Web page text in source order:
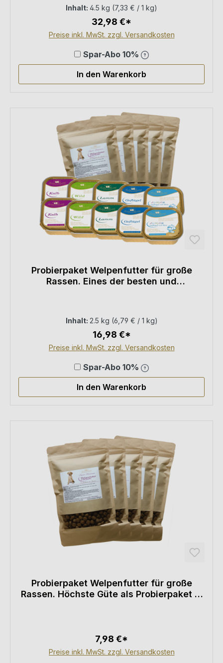
Inhalt: 4.5 kg (7,33 € / 1 kg)
32,98 €*
Preise inkl. MwSt. zzgl. Versandkosten
Spar-Abo 10%
In den Warenkorb
Probierpaket Welpenfutter für große
Rassen. Eines der besten und
Inhalt: 2.5 kg (6,79 € / 1 kg)
16,98 €*
Preise inkl. MwSt. zzgl. Versandkosten
Spar-Abo 10%
In den Warenkorb
Probierpaket Welpenfutter für große
Rassen. Höchste Güte als Probierpaket 2.
7,98 €*
Preise inkl. MwSt. zzgl. Versandkosten